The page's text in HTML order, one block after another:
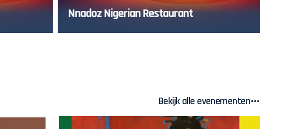
Nnadoz Nigerian Restaurant
Bekijk alle evenementen